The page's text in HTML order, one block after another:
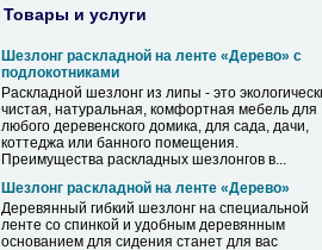
Товары и услуги
Шезлонг раскладной на ленте «Дерево» с
подлокотниками
Раскладной шезлонг из липы - это
чистая, натуральная, комфортная мебель для
любого деревенского домика, для сада, дачи,
коттеджа или банного помещения.
Преимущества раскладных шезлонгов в...
Шезлонг раскладной на ленте «Дерево»
Деревянный гибкий шезлонг на специальной
ленте со спинкой и удобным деревянным
основанием для сидения станет для вас